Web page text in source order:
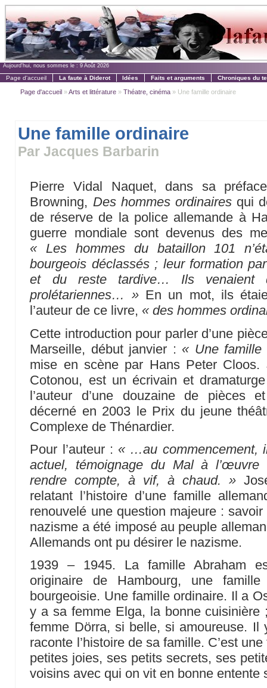
Aujourd'hui, nous sommes le : 9 Août 2026
Page d'accueil La faute à Diderot Idées Faits et arguments Chroniques du
Page d'accueil »Arts et littérature »Théatre, cinéma » Une famille ordinaire
Une famille ordinaire
Par Jacques Barbarin
Pierre Vidal Naquet, dans sa
Browning, Des hommes ordinaires qui
de réserve de la police allemande à
guerre mondiale sont devenus des
« Les hommes du bataillon 101
bourgeois déclassés ; leur formation
et du reste tardive… Ils venaient
prolétariennes… »En un mot, ils
l’auteur de ce livre, « des hommes
Cette introduction pour parler d’une
Marseille, début janvier : « Une famille
mise en scène par Hans Peter
Cotonou, est un écrivain et
l’auteur d’une douzaine de pièces
décerné en 2003 le Prix du jeune
Complexe de Thénardier.
Pour l’auteur : « …au commencement,
actuel, témoignage du Mal à l’œuvre
rendre compte, à vif, à chaud. »
relatant l’histoire d’une famille
renouvelé une question majeure :
nazisme a été imposé au peuple
Allemands ont pu désirer le nazisme.
1939 – 1945. La famille Abraham
originaire de Hambourg, une
bourgeoisie. Une famille ordinaire. Il a
y a sa femme Elga, la bonne
femme Dörra, si belle, si amoureuse.
raconte l’histoire de sa famille. C’est
petites joies, ses petits secrets, ses
voisins avec qui on vit en bonne entente